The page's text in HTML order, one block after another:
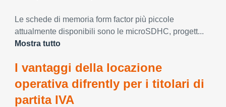
Le schede di memoria form factor più piccole
attualmente disponibili sono le microSDHC, progett...
Mostra tutto
I vantaggi della locazione
operativa difrently per i titolari di
partita IVA